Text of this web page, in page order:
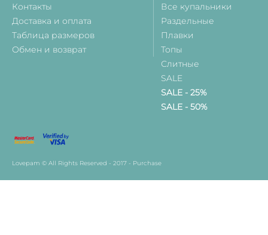
Контакты
Доставка и оплата
Таблица размеров
Обмен и возврат
Все купальники
Раздельные
Плавки
Топы
Слитные
SALE
SALE - 25%
SALE - 50%
Lovepam © All Rights Reserved - 2017 - Purchase